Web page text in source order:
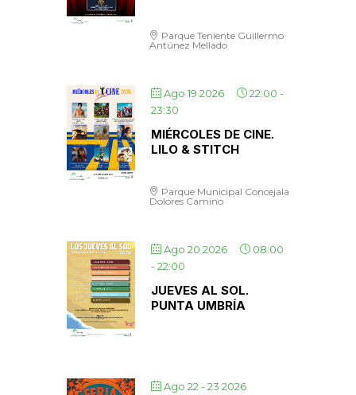
Parque Teniente Guillermo
Antúnez Mellado
Ago 19 2026 22:00 -
23:30
MIÉRCOLES DE CINE.
LILO & STITCH
Parque Municipal Concejala
Dolores Camino
Ago 20 2026
08:00
-22:00
JUEVES AL SOL.
PUNTA UMBRÍA
Ago 22 - 23 2026